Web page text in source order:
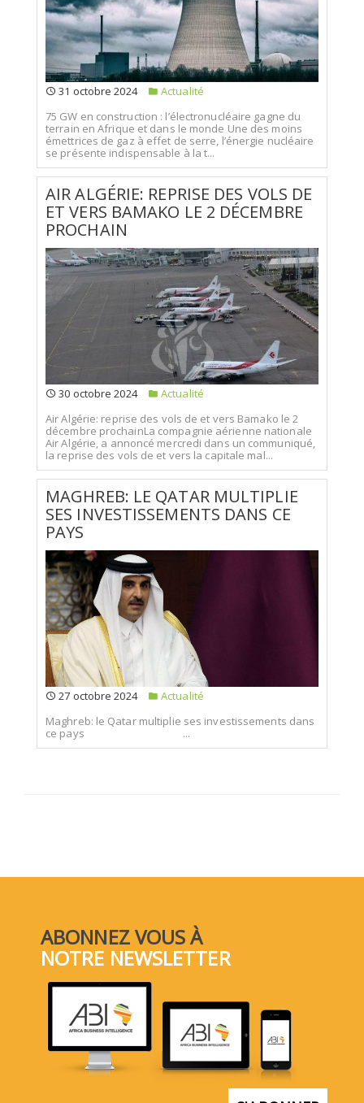
31 octobre 2024
Actualité
75 GW en construction : l’électronucléaire gagne du
terrain en Afrique et dans le monde Une des moins
émettrices de gaz à effet de serre, l’énergie nucléaire
se présente indispensable à la t...
AIR ALGÉRIE: REPRISE DES VOLS DE
ET VERS BAMAKO LE 2 DÉCEMBRE
PROCHAIN
30 octobre 2024
Actualité
Air Algérie: reprise des vols de et vers Bamako le 2
décembre prochainLa compagnie aérienne nationale
Air Algérie, a annoncé mercredi dans un communiqué,
la reprise des vols de et vers la capitale mal...
MAGHREB: LE QATAR MULTIPLIE
SES INVESTISSEMENTS DANS CE
PAYS
27 octobre 2024
Actualité
Maghreb: le Qatar multiplie ses investissements dans
ce pays ...
ABONNEZ VOUS À
NOTRE NEWSLETTER